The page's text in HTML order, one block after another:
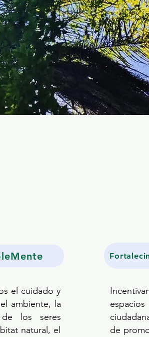
el cuidado y
ambiente, la
de los seres
natural, el
de